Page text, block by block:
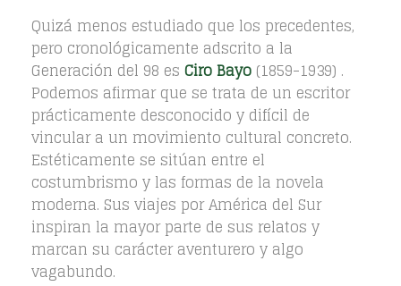
Quizá menos estudiado que los precedentes,
pero cronológicamente adscrito a la
Generación del 98 es Ciro Bayo (1859-1939) .
Podemos afirmar que se trata de un escritor
prácticamente desconocido y difícil de
vincular a un movimiento cultural concreto.
Estéticamente se sitúan entre el
costumbrismo y las formas de la novela
moderna. Sus viajes por América del Sur
inspiran la mayor parte de sus relatos y
marcan su carácter aventurero y algo
vagabundo.